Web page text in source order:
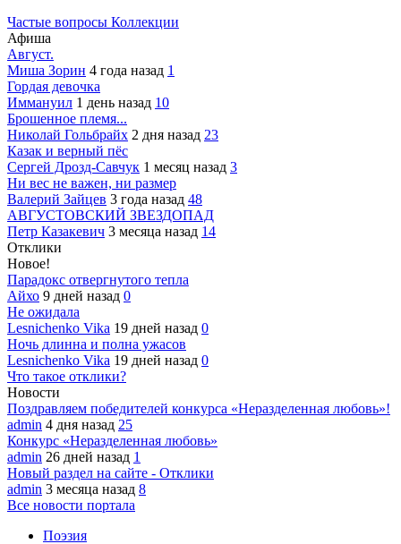
Частые вопросы Коллекции
Афиша
Август.
Миша Зорин 4 года назад 1
Гордая девочка
Иммануил 1 день назад 10
Брошенное племя...
Николай Гольбрайх 2 дня назад 23
Казак и верный пёс
Сергей Дрозд-Савчук 1 месяц назад 3
Ни вес не важен, ни размер
Валерий Зайцев 3 года назад 48
АВГУСТОВСКИЙ ЗВЕЗДОПАД
Петр Казакевич 3 месяца назад 14
Отклики
Новое!
Парадокс отвергнутого тепла
Айхо 9 дней назад 0
Не ожидала
Lesnichenko Vika 19 дней назад 0
Ночь длинна и полна ужасов
Lesnichenko Vika 19 дней назад 0
Что такое отклики?
Новости
Поздравляем победителей конкурса «Неразделенная любовь»!
admin 4 дня назад 25
Конкурс «Неразделенная любовь»
admin 26 дней назад 1
Новый раздел на сайте - Отклики
admin 3 месяца назад 8
Все новости портала
Поэзия